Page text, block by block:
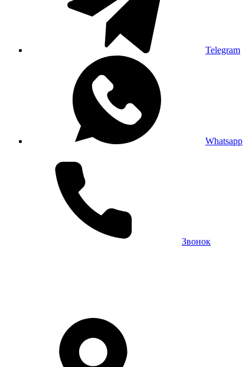
Telegram
Whatsapp
Звонок